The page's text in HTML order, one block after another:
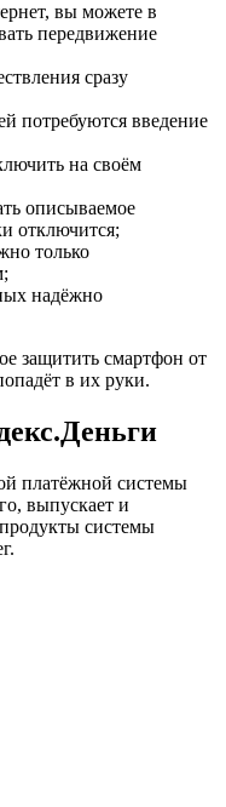
вы можете в
передвижение
сразу
потребуются введение
на своём
описываемое
отключится;
только
надёжно
защитить смартфон от
в их руки.
платёжной системы
выпускает и
системы